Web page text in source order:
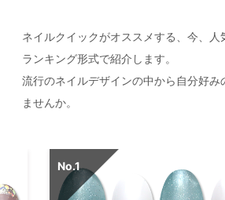
ネイルクイックがオススメする、今、人
ランキング形式で紹介します。
流行のネイルデザインの中から自分好み
ませんか。